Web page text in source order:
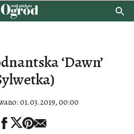
‘Dawn’
01.03.2019, 00:00